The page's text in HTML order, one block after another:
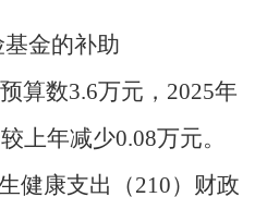
金的补助
算数3.6万元， 2025年
较上年减少0.08万元。
健康支出（210）财政